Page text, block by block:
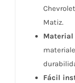
Matiz.
Material
Fácil